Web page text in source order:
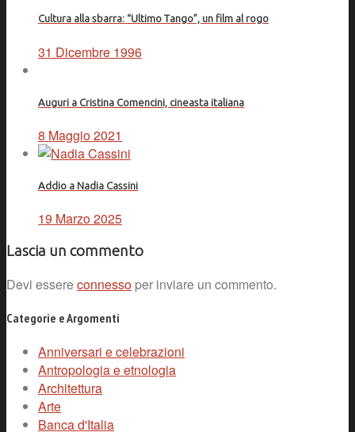
Cultura alla sbarra: “Ultimo Tango”, un film al rogo
31 Dicembre 1996
Auguri a Cristina Comencini, cineasta italiana
8 Maggio 2021
Addio a Nadia Cassini
19 Marzo 2025
Lascia un commento
Devi essereconnesso per inviare un commento.
Categorie e Argomenti
Anniversari e celebrazioni
Antropologia e etnologia
Architettura
Arte
Banca d'Italia